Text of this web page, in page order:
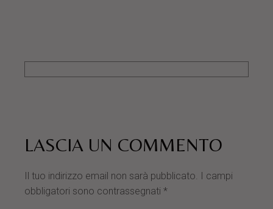
LASCIA UN COMMENTO
Il tuo indirizzo email non sarà pubblicato. I campi
obbligatori sono contrassegnati*